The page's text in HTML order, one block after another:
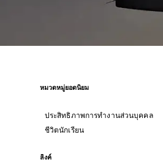
หมวดหมู่ยอดนิยม
ประสิทธิภาพการทำงานส่วนบุคคล
ชีวิตนักเรียน
ลิงค์